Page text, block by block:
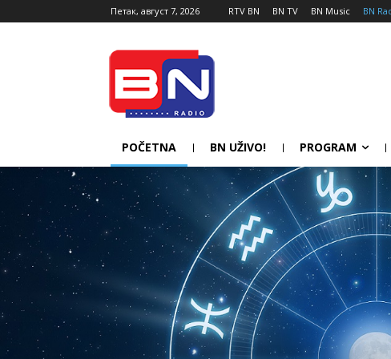
Петак, август 7, 2026 RTV BN BN TV BN Music BN
POČETNA BN UŽIVO! PROGRAM